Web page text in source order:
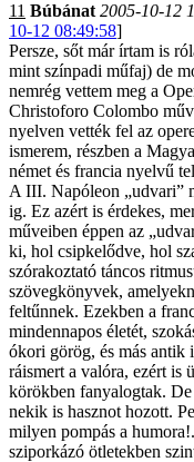
11 Búbánat 2005-10-12
10-12 08:49:58]
Persze, sőt már írtam is
mint színpadi műfaj) de
nemrég vettem meg a
Christoforo Colombo
nyelven vették fel az
ismerem, részben a
német és francia nyelvű
A III. Napóleon „udvari”
ig. Ez azért is érdekes,
műveiben éppen az
ki, hol csipkelődve, hol
szórakoztató táncos
szövegkönyvek,
feltűnnek. Ezekben a
mindennapos életét,
ókori görög, és más antik
ráismert a valóra, ezért is
körökben fanyalogtak.
nekik is hasznot hozott.
milyen pompás a
sziporkázó ötletekben